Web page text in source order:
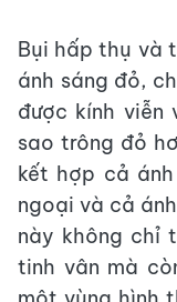
Bụi hấp thụ và
ánh sáng đỏ,
được kính viễn
sao trông đỏ
kết hợp cả
ngoại và cả
này không chỉ
tinh vân mà